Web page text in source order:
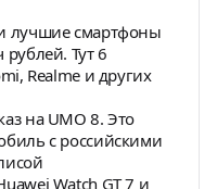
лучшие смартфоны
Тут 6
Realme и других
на UMO 8. Это
с российскими
Watch GT 7 и